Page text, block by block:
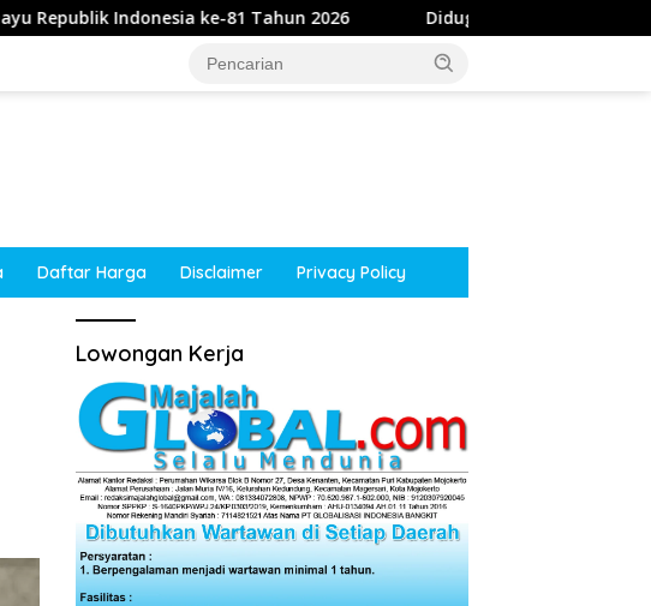
ke-81 Tahun 2026 Diduga Intimidasi Wartawan di Obi, Oknum
Daftar Harga Disclaimer Privacy Policy
Lowongan Kerja